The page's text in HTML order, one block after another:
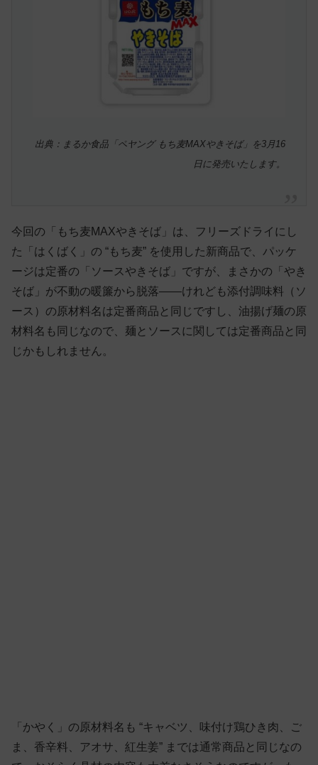
出典：まるか食品「ペヤング もち麦MAXやきそば」を3月16
日に発売いたします。
今回の「もち麦MAXやきそば」は、フリーズドライにし
た「はくばく」の “もち麦” を使用した新商品で、パッケ
ージは定番の「ソースやきそば」ですが、まさかの「やき
そば」が不動の暖簾から脱落——けれども添付調味料（ソ
ース）の原材料名は定番商品と同じですし、油揚げ麺の原
材料名も同じなので、麺とソースに関しては定番商品と同
じかもしれません。
「かやく」の原材料名も “キャベツ、味付け鶏ひき肉、ご
ま、香辛料、アオサ、紅生姜” までは通常商品と同じなの